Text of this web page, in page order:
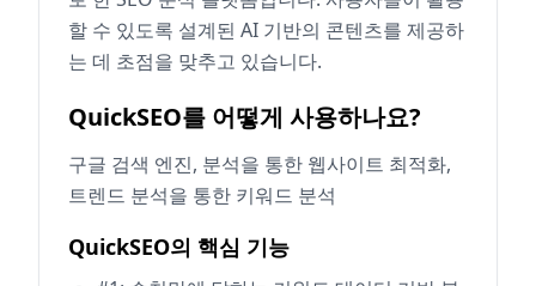
할 수 있도록 설계된 AI 기반의 콘텐츠를 제공하
는 데 초점을 맞추고 있습니다.
QuickSEO를 어떻게 사용하나요?
구글 검색 엔진, 분석을 통한 웹사이트 최적화,
트렌드 분석을 통한 키워드 분석
QuickSEO의 핵심 기능